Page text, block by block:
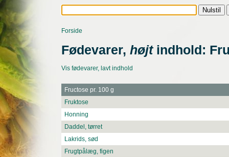
Forside
Fødevarer, højtindhold:
Vis fødevarer, lavt indhold
Fructose pr. 100 g
Fruktose
Honning
Daddel, tørret
Lakrids, sød
Frugtpålæg, figen